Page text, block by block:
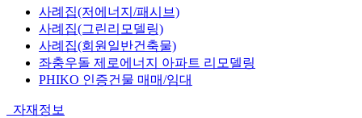
사례집(저에너지/패시브)
사례집(그린리모델링)
사례집(회원일반건축물)
좌충우돌 제로에너지 아파트 리모델링
PHIKO 인증건물 매매/임대
자재정보